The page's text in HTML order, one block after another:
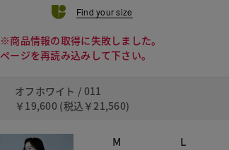
Find your size
※商品情報の取得に失敗しました。
ページを再読み込みして下さい。
オフホワイト / 011
￥19,600 (税込 ￥21,560)
M L